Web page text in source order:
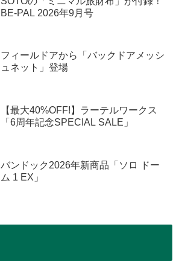
BE-PAL 2026年9月号
フィールドアから「バックドアメッシ
ュネット」登場
【最大40%OFF!】ラーテルワークス
「6周年記念SPECIAL SALE」
バンドック2026年新商品「ソロ ドー
ム 1 EX」